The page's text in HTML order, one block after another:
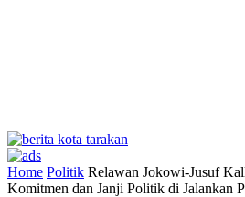
Home Politik Relawan Jokowi-Jusuf
Komitmen dan Janji Politik di Jalankan